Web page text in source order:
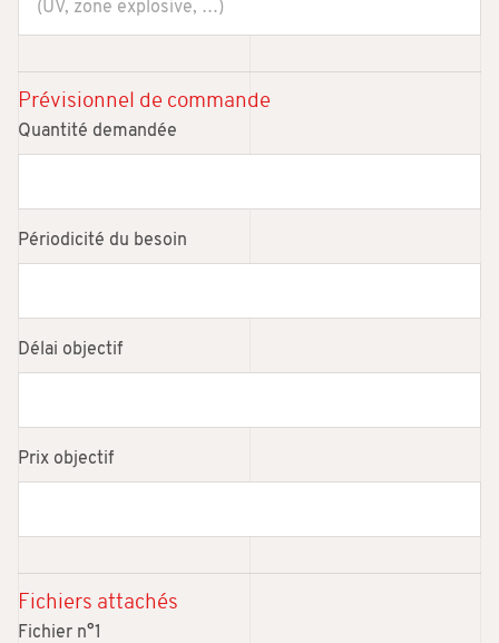
Prévisionnel de commande
Quantité demandée
Périodicité du besoin
Délai objectif
Prix objectif
Fichiers attachés
Fichier n°1